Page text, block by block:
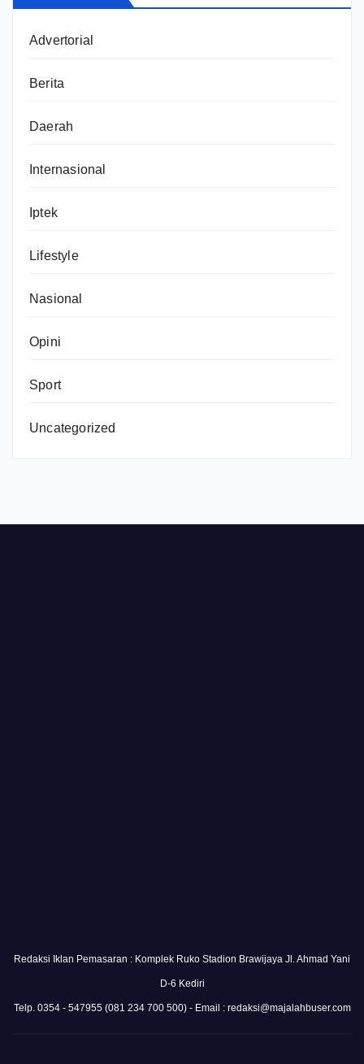
Advertorial
Berita
Daerah
Internasional
Iptek
Lifestyle
Nasional
Opini
Sport
Uncategorized
Redaksi Iklan Pemasaran : Komplek Ruko Stadion Brawijaya Jl. Ahmad Yani
D-6 Kediri
Telp. 0354 - 547955 (081 234 700 500) - Email : redaksi@majalahbuser.com